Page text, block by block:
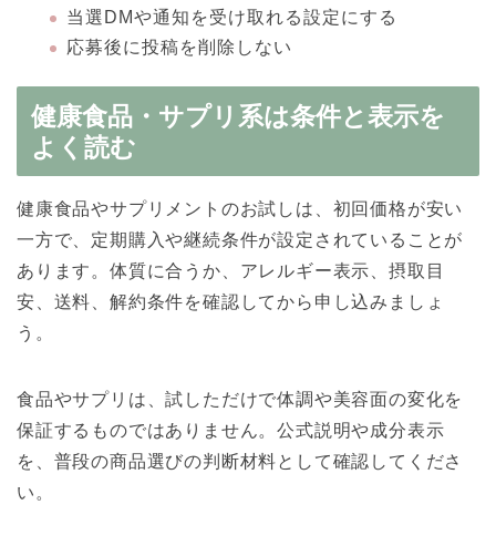
当選DMや通知を受け取れる設定にする
応募後に投稿を削除しない
健康食品・サプリ系は条件と表示を
よく読む
健康食品やサプリメントのお試しは、初回価格が安い
一方で、定期購入や継続条件が設定されていることが
あります。体質に合うか、アレルギー表示、摂取目
安、送料、解約条件を確認してから申し込みましょ
う。
食品やサプリは、試しただけで体調や美容面の変化を
保証するものではありません。公式説明や成分表示
を、普段の商品選びの判断材料として確認してくださ
い。